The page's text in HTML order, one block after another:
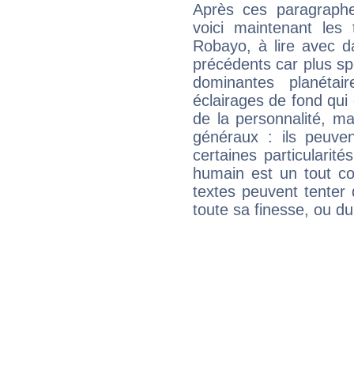
Après ces
voici maintenant les
Robayo, à lire avec
précédents car plus
dominantes
éclairages de fond
de la personnalité,
généraux : ils
certaines
humain est un tout
textes peuvent tenter
toute sa finesse, ou